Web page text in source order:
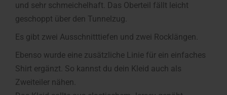
und sehr schmeichelhaft. Das Oberteil fällt leicht
geschoppt über den Tunnelzug.
Es gibt zwei Ausschnitttiefen und zwei Rocklängen.
Ebenso wurde eine zusätzliche Linie für ein einfaches
Shirt ergänzt. So kannst du dein Kleid auch als
Zweiteiler nähen.